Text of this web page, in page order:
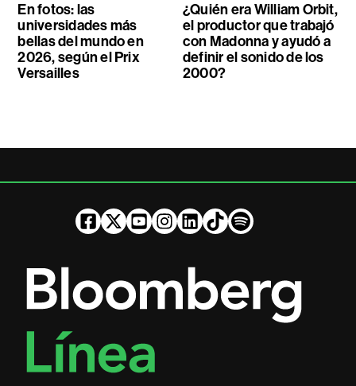
En fotos: las
universidades más
bellas del mundo en
2026, según el Prix
Versailles
¿Quién era William Orbit,
el productor que trabajó
con Madonna y ayudó a
definir el sonido de los
2000?